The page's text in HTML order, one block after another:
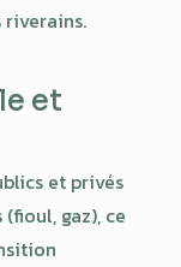
et
et privés
gaz), ce